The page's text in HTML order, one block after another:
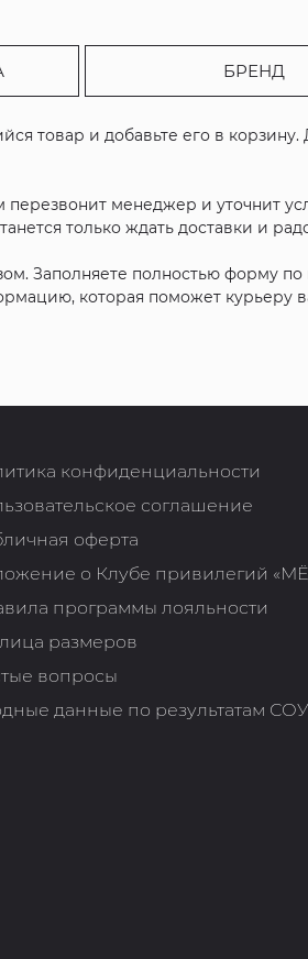
БРЕНД
товар и добавьте его в
перезвонит менеджер и уточнит
только ждать доставки и
Заполняете полностью форму по
которая поможет курьеру
конфиденциальности
соглашение
оферта
о Клубе привилегий
программы лояльности
размеров
вопросы
данные по результатам